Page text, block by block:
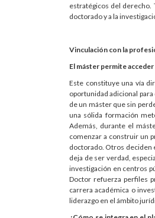
estratégicos del derecho.
doctorado y a la
Vinculación con la
El máster permite
Este constituye una vía
oportunidad adicional
de un máster que sin
una sólida formación
Además, durante el
comenzar a construir un
doctorado. Otros deciden
deja de ser verdad,
investigación en centros
Doctor refuerza perfiles
carrera académica o
liderazgo en el ámbito